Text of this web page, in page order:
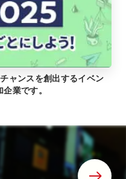
ャンスを創出するイベン
業です。